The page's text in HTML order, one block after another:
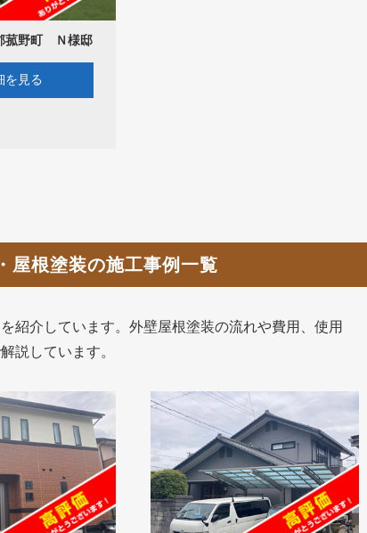
菰野町 Ｎ様邸
を見る
屋根塗装の施工事例一覧
紹介しています。外壁屋根塗装の流れや費用、使用
説しています。